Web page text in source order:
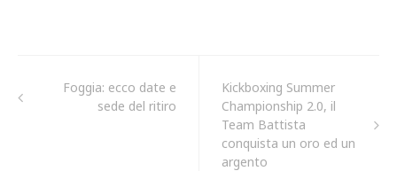
Foggia: ecco date e
sede del ritiro
Kickboxing Summer
Championship 2.0, il
Team Battista
conquista un oro ed un
argento